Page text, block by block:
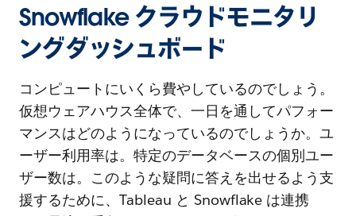
Snowflake クラウドモニタリ
ングダッシュボード
コンピュートにいくら費やしているのでしょう。
仮想ウェアハウス全体で、一日を通してパフォー
マンスはどのようになっているのでしょうか。ユ
ーザー利用率は。特定のデータベースの個別ユー
ザー数は。このような疑問に答えを出せるよう支
援するために、Tableau と Snowflake は連携